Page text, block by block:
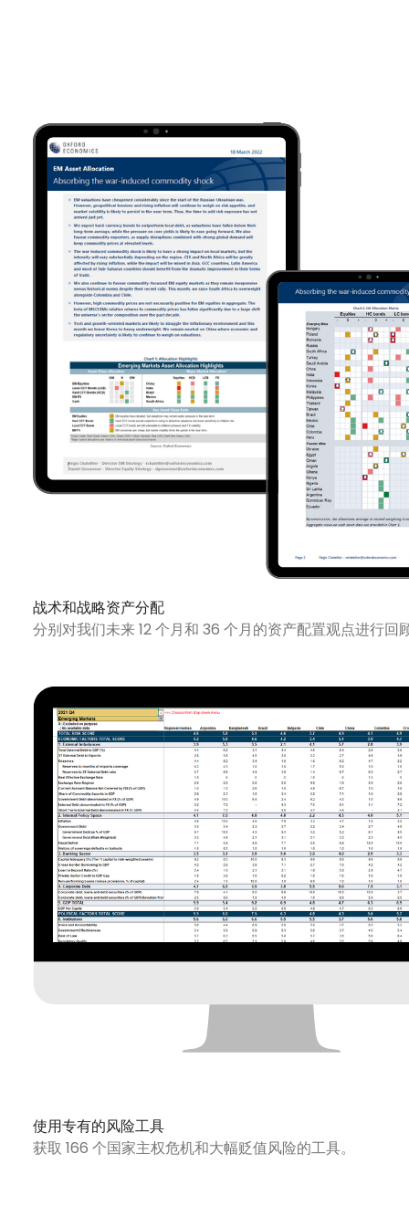
战术和战略资产分配
分别对我们未来 12 个月和 36 个月的资产配置观点进行回
使用专有的风险工具
获取 166 个国家主权危机和大幅贬值风险的工具。